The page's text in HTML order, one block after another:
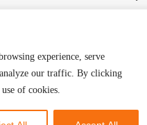
experience, serve
our traffic. By clicking
of cookies.
demolink.org